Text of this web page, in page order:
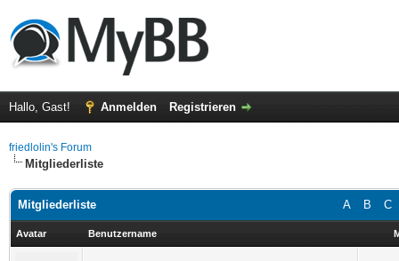
Hallo, Gast! Anmelden Registrieren
friedlolin's Forum
Mitgliederliste
A B C
Mitgliederliste
Avatar Benutzername